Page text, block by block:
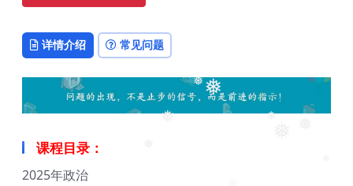
❅
❅
详情介绍 常见问题
课程目录：
2025年政治